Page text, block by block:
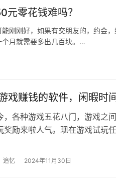
元零花钱难吗？
刚刚好，如果有交朋友的，约会
月就需要多出几百块。…
戏赚钱的软件，闲暇时
，各种游戏五花八门，游戏之
奖励来啦人气。现在游戏试玩
追忆 2024年11月30日